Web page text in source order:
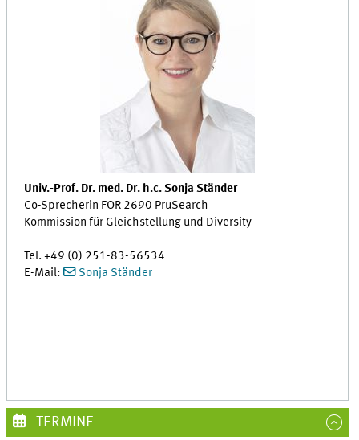
Univ.-Prof. Dr. med. Dr. h.c. Sonja Ständer
Co-Sprecherin FOR 2690 PruSearch
Kommission für Gleichstellung und Diversity
Tel. +49 (0) 251-83-56534
E-Mail:
Sonja Ständer
TERMINE